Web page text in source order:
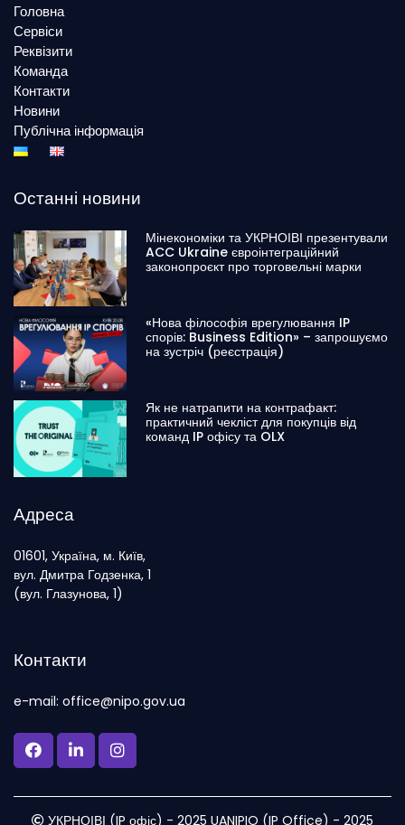
Головна
Сервіси
Реквізити
Команда
Контакти
Новини
Публічна інформація
Останні новини
Мінекономіки та УКРНОІВІ презентували
ACC Ukraine євроінтеграційний
законопроєкт про торговельні марки
«Нова філософія врегулювання IP
спорів: Business Edition» – запрошуємо
на зустріч (реєстрація)
Як не натрапити на контрафакт:
практичний чекліст для покупців від
команд IP офісу та OLX
Адреса
01601, Україна, м. Київ,
вул. Дмитра Годзенка, 1
(вул. Глазунова, 1)
Контакти
e-mail: office@nipo.gov.ua
УКРНОІВІ (IP офіс) - 2025 UANIPIO (IP Office) - 2025